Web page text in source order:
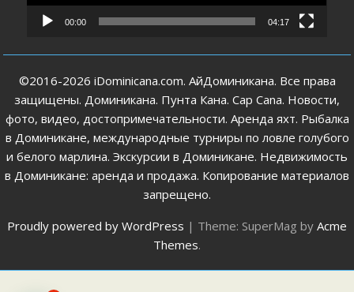
00:00 04:17
©2016-2026 iDominicana.com. АйДоминикана. Все права
защищены. Доминикана. Пунта Кана. Cap Cana. Новости,
фото, видео, достопримечательности. Аренда яхт. Рыбалка
в Доминикане, международные турниры по ловле голубого
и белого марлина. Экскурсии в Доминикане. Недвижимость
в Доминикане: аренда и продажа. Копирование материалов
запрещено.
Proudly powered by WordPress | Theme: SuperMag by Acme
Themes.